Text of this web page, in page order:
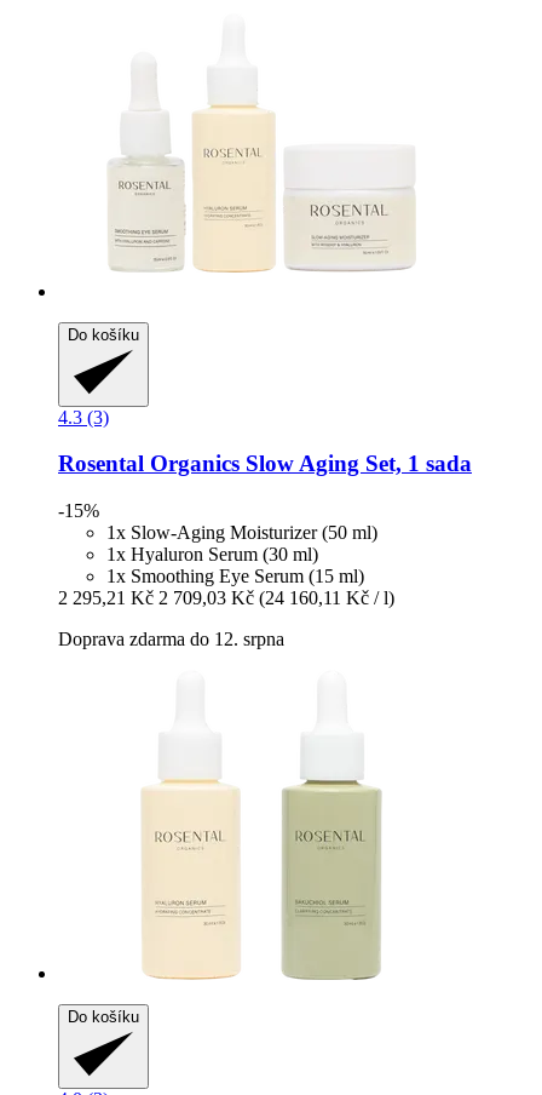
Do košíku
4.3 (3)
Rosental Organics Slow Aging Set, 1 sada
-15%
1x Slow-Aging Moisturizer (50 ml)
1x Hyaluron Serum (30 ml)
1x Smoothing Eye Serum (15 ml)
2 295,21 Kč 2 709,03 Kč (24 160,11 Kč / l)
Doprava zdarma do 12. srpna
Do košíku